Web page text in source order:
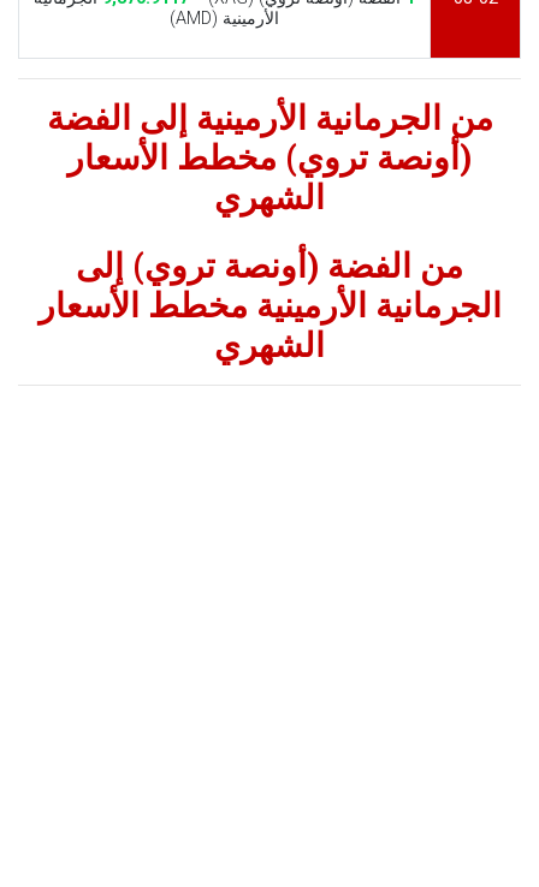
الأرمينية (AMD)
من الجرمانية الأرمينية إلى الفضة
(أونصة تروي) مخطط الأسعار
الشهري
من الفضة (أونصة تروي) إلى
الجرمانية الأرمينية مخطط الأسعار
الشهري